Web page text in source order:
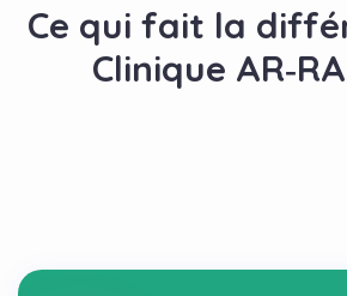
Ce qui fait la
Clinique